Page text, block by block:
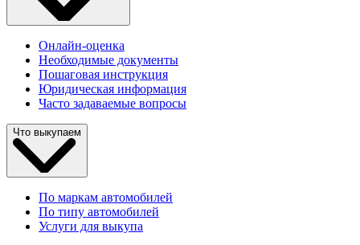
Онлайн-оценка
Необходимые документы
Пошаговая инструкция
Юридическая информация
Часто задаваемые вопросы
Что выкупаем
По маркам автомобилей
По типу автомобилей
Услуги для выкупа